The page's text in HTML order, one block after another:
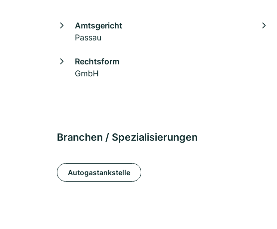
Amtsgericht
Passau
Rechtsform
GmbH
Branchen / Spezialisierungen
Autogastankstelle